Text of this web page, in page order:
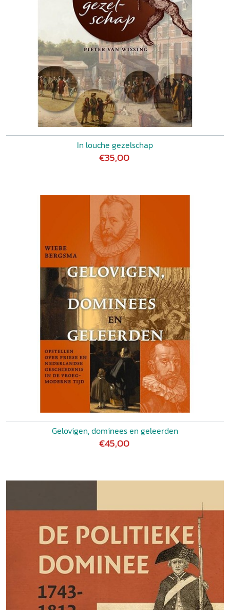
In louche gezelschap
€35,00
Gelovigen, dominees en geleerden
€45,00